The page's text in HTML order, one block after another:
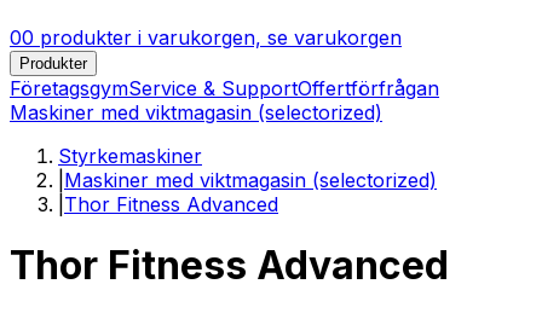
00 produkter i varukorgen, se varukorgen
Produkter
FöretagsgymService & SupportOffertförfrågan
Maskiner med viktmagasin (selectorized)
Styrkemaskiner
Maskiner med viktmagasin (selectorized)
Thor Fitness Advanced
Thor Fitness Advanced